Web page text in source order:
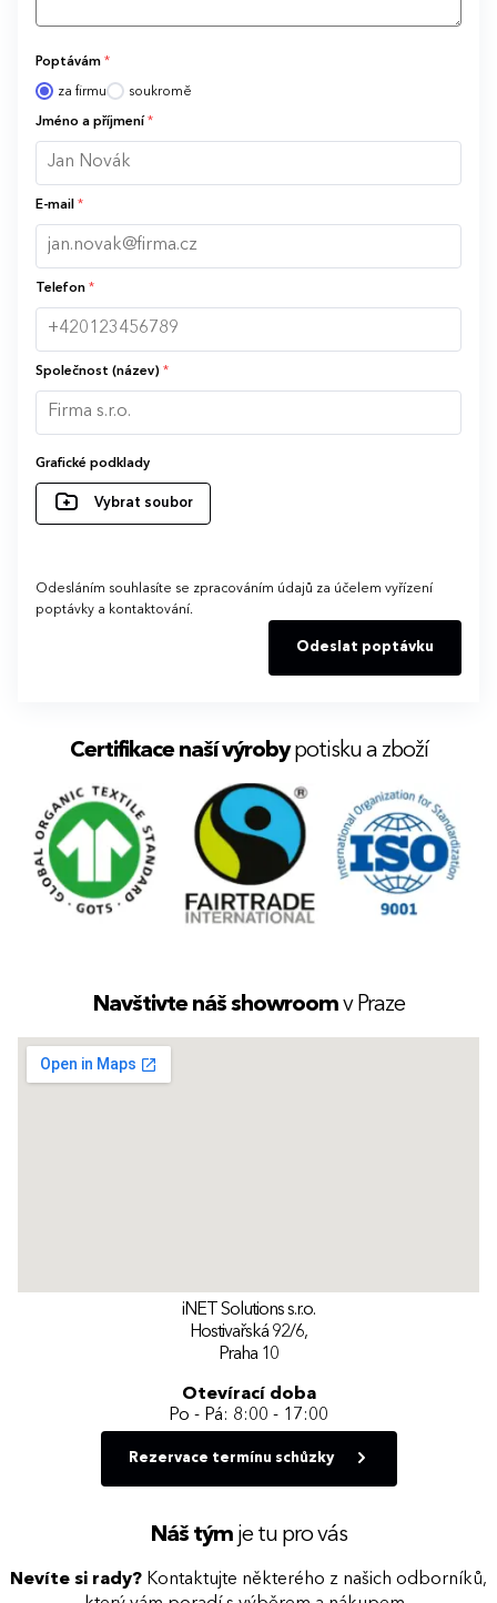
Poptávám *
za firmu soukromě
Jméno a příjmení *
E-mail *
Telefon *
Společnost (název) *
Grafické podklady
Vybrat soubor
Odesláním souhlasíte se zpracováním údajů za účelem vyřízení
poptávky a kontaktování.
Odeslat poptávku
Certifikace naší výrobypotisku a zboží
Navštivte náš showroomv Praze
iNET Solutions s.r.o.
Hostivařská 92/6,
Praha 10
Otevírací doba
Po - Pá: 8:00 - 17:00
Rezervace termínu schůzky
Náš týmje tu pro vás
Nevíte si rady? Kontaktujte některého z našich odborníků,